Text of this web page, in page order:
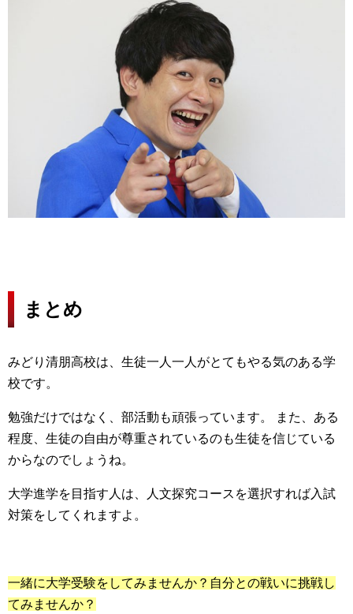
まとめ
みどり清朋高校は、生徒一人一人がとてもやる気のある学
校です。
勉強だけではなく、部活動も頑張っています。 また、ある
程度、生徒の自由が尊重されているのも生徒を信じている
からなのでしょうね。
大学進学を目指す人は、人文探究コースを選択すれば入試
対策をしてくれますよ。
一緒に大学受験をしてみませんか？自分との戦いに挑戦し
てみませんか？